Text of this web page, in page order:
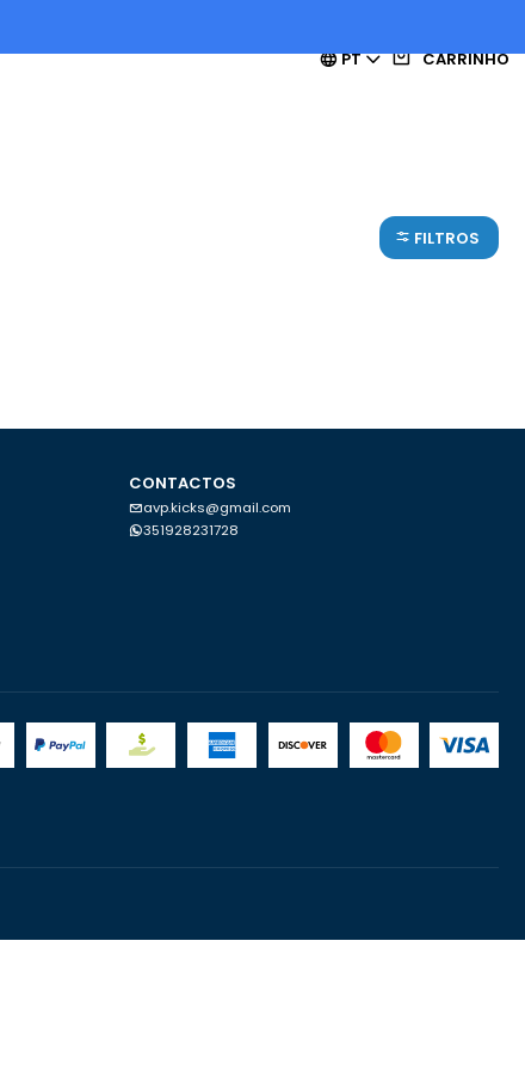
PT CARRINHO
FILTROS
CONTACTOS
avp.kicks@gmail.com
351928231728